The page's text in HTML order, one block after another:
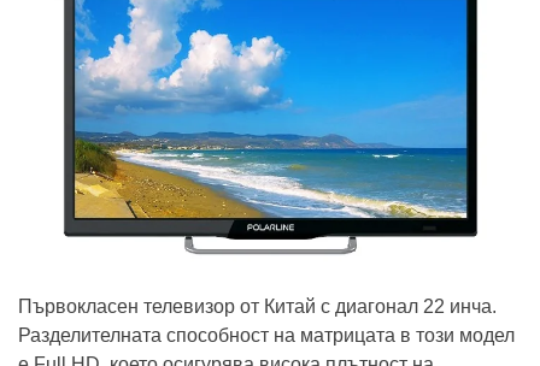
Първокласен телевизор от Китай с диагонал 22 инча.